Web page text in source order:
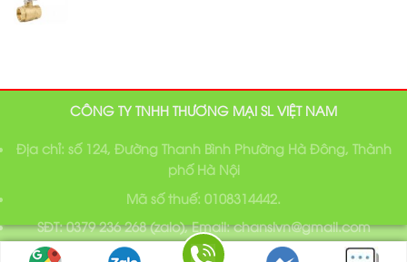
CÔNG TY TNHH THƯƠNG MẠI SL VIỆT NAM
Địa chỉ: số 124, Đường Thanh Bình Phường Hà Đông, Thành
phố Hà Nội
Mã số thuế: 0108314442.
SĐT: 0379 236 268 (zalo), Email: chanslvn@gmail.com
Bản quyền thuộc về SL Việt Nam